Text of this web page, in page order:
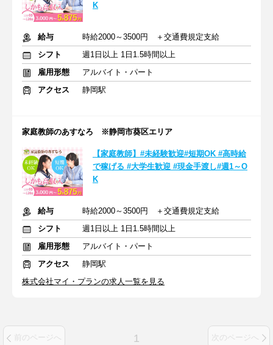
K
給与
時給2000～3500円 ＋交通費規定支給
シフト
週1日以上 1日1.5時間以上
雇用形態
アルバイト・パート
アクセス
静岡駅
家庭教師のあすなろ ※静岡市葵区エリア
【家庭教師】#未経験歓迎#短期OK #高時給
で稼げる #大学生歓迎 #現金手渡し#週1～O
K
給与
時給2000～3500円 ＋交通費規定支給
シフト
週1日以上 1日1.5時間以上
雇用形態
アルバイト・パート
アクセス
静岡駅
株式会社マイ・プランの求人一覧を見る
前のページへ 1 次のページへ